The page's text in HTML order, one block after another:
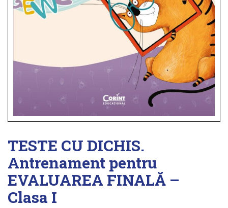
TESTE CU DICHIS.
Antrenament pentru
EVALUAREA FINALĂ –
Clasa I